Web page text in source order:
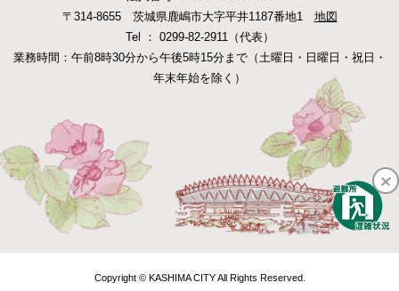
〒314-8655 茨城県鹿嶋市大字平井1187番地1 地図
Tel ： 0299-82-2911（代表）
業務時間：午前8時30分から午後5時15分まで（土曜日・日曜日・祝日・
年末年始を除く）
Copyright © KASHIMA CITY All Rights Reserved.